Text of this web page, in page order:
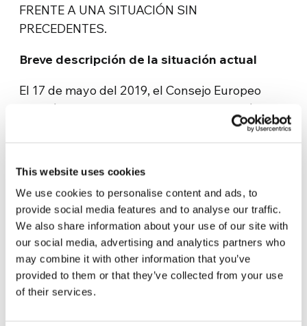
This website uses cookies
We use cookies to personalise content and ads, to
provide social media features and to analyse our traffic.
We also share information about your use of our site with
our social media, advertising and analytics partners who
may combine it with other information that you’ve
provided to them or that they’ve collected from your use
of their services.
FRENTE A UNA SITUACIÓN SIN
PRECEDENTES.
Breve descripción de la situación actual
El 17 de mayo del 2019, el Consejo Europeo
amplió las medidas restrictivas de la Unión
Europea contra el régimen sirio hasta el 1° de
Objetivamente, sin considerar la esencia de las
decisiones tomadas por la UE y por
Washington, debido a estas sanciones, la
situación actual en Siria, es grave.
Enseguida después del embargo, la economía
del país colapsó dramáticamente. Según un
informe de las Naciones Unidas publicado en